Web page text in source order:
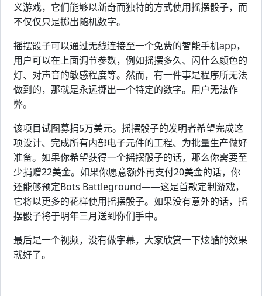
义游戏，它们能够以新奇而独特的方式使用摇摆骰子，而
不仅仅只是掷出随机数字。
摇摆骰子可以通过无线连接至一个免费的智能手机app，
用户可以在上面调节参数，例如摇摆多久、闪什么颜色的
灯、对声音的敏感程度等。然而，有一件事是程序所无法
做到的，那就是永远掷出一个特定的数字。用户无法作
弊。
该项目试图募捐5万美元。摇摆骰子的发明者希望完成这
项设计、完成所有内部电子元件的工程、为批量生产做好
准备。如果你希望获得一个摇摆骰子的话，那么你需要至
少捐赠22美金。如果你愿意额外再支付20美金的话，你
还能够预定Bots Battleground——这是首款定制游戏，
它将以更多的花样使用摇摆骰子。如果没有意外的话，摇
摆骰子将于明年三月送到你们手中。
最后是一个视频，没有做字幕，大家欣赏一下炫酷的效果
就好了。